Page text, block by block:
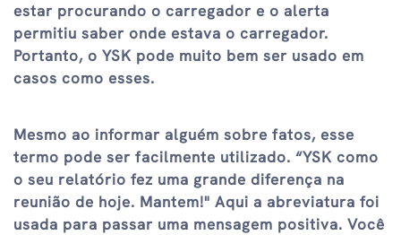
estar procurando o carregador e o alerta
permitiu saber onde estava o carregador.
Portanto, o YSK pode muito bem ser usado em
casos como esses.
Mesmo ao informar alguém sobre fatos, esse
termo pode ser facilmente utilizado. “YSK como
o seu relatório fez uma grande diferença na
reunião de hoje. Mantem!" Aqui a abreviatura foi
usada para passar uma mensagem positiva. Você